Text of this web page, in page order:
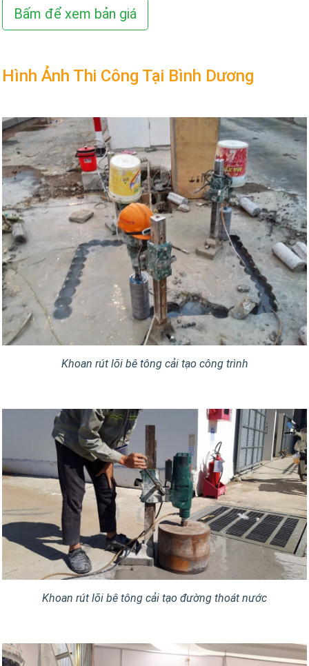
Bấm để xem bản giá
Hình Ảnh Thi Công Tại Bình Dương
Khoan rút lõi bê tông cải tạo công trình
Khoan rút lõi bê tông cải tạo đường thoát nước